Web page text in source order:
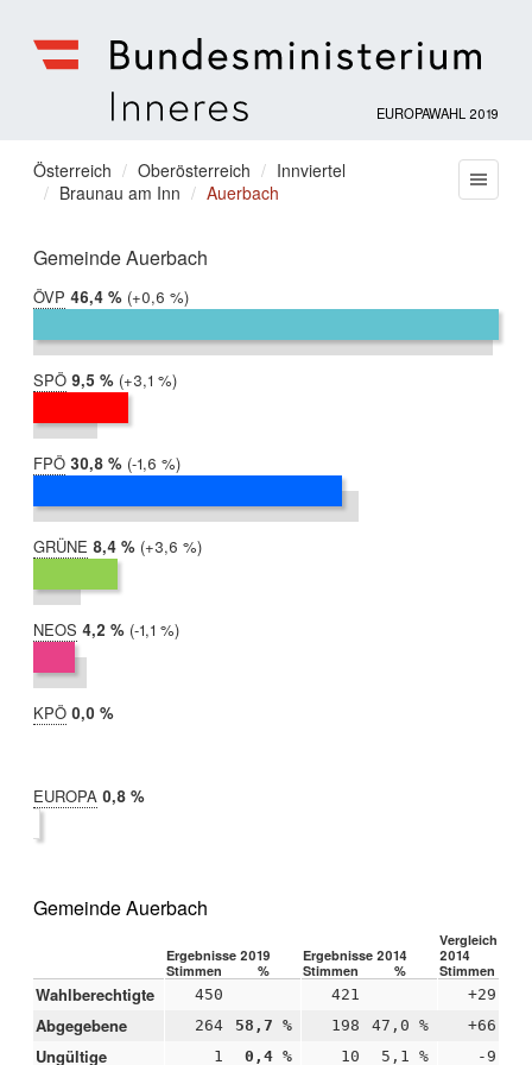
für
Inneres
EUROPAWAHL 2019
Sie
befinden
hier:
Österreich Oberösterreich
Innviertel
Braunau am Inn
Auerbach
Gemeinde Auerbach
ÖVP 2019:
46,4 %
2014:
45,7 %
Differenz:
+0,6 %
SPÖ 2019:
9,5 %
2014:
6,4 %
Differenz:
+3,1 %
FPÖ 2019:
30,8 %
2014:
32,4 %
Differenz:
-1,6 %
GRÜNE 2019:
8,4 %
2014:
4,8 %
Differenz:
+3,6 %
NEOS 2019:
4,2 %
2014:
5,3 %
Differenz:
-1,1 %
KPÖ 2019:
0,0 %
EUROPA 2019:
0,8 %
Gemeinde Auerbach
Ergebnisse 2019 Ergebnisse 2014
Vergleich
2014
Stimmen
% Stimmen % Stimmen
Wahlberechtigte 450 421 +29
Abgegebene 264 58,7 % 198 47,0 % +66
Ungültige 1 0,4 % 10 5,1 % -9